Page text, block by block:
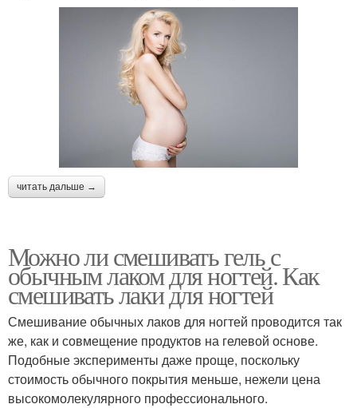
читать дальше →
Можно ли смешивать гель с
обычным лаком для ногтей. Как
смешивать лаки для ногтей
Смешивание обычных лаков для ногтей проводится так
же, как и совмещение продуктов на гелевой основе.
Подобные эксперименты даже проще, поскольку
стоимость обычного покрытия меньше, нежели цена
высокомолекулярного профессионального.